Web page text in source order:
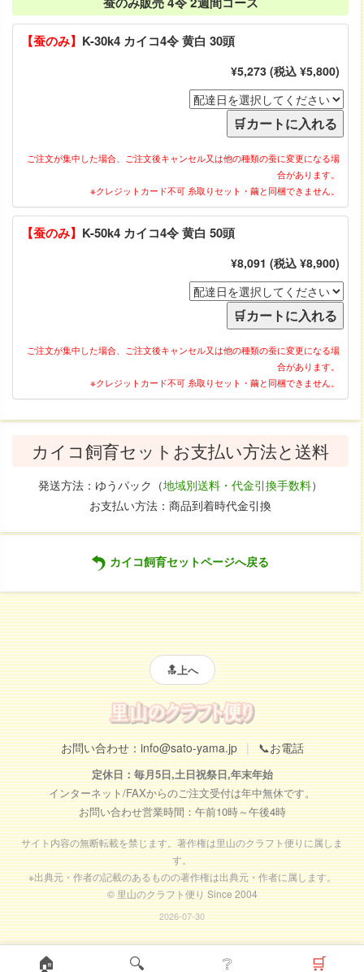
【蚕のみ】 K-30k4 カイコ4令 黄白 30頭
¥5,273 (税込 ¥5,800)
ご注文が集中した場合、ご注文後キャンセル又は他の種類の蚕に変更になる場
合があります。
※クレジットカード不可 糸取りセット・繭と同梱できません。
【蚕のみ】 K-50k4 カイコ4令 黄白 50頭
¥8,091 (税込 ¥8,900)
ご注文が集中した場合、ご注文後キャンセル又は他の種類の蚕に変更になる場
合があります。
※クレジットカード不可 糸取りセット・繭と同梱できません。
カイコ飼育セットお支払い方法と送料
発送方法：ゆうパック（地域別送料・代金引換手数料）
お支払い方法：商品到着時代金引換
カイコ飼育セットページへ戻る
🔝上へ
お問い合わせ：info@sato-yama.jp | 📞お電話
定休日：毎月5日,土日祝祭日,年末年始
インターネット/FAXからのご注文受付は年中無休です。
お問い合わせ営業時間：午前10時～午後4時
サイト内容の無断転載を禁じます。著作権は里山のクラフト便りに属しま
す。
※出典元・作者の記載のあるものの著作権は出典元・作者に属します。
© 里山のクラフト便り Since 2004
2026-07-30
🏠 🔍 ❔ 🛒